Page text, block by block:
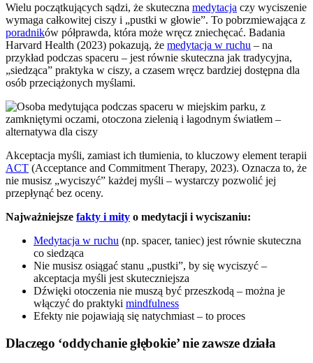
Wielu początkujących sądzi, że skuteczna medytacja czy wyciszenie
wymaga całkowitej ciszy i „pustki w głowie”. To pobrzmiewająca z
poradników półprawda, która może wręcz zniechęcać. Badania
Harvard Health (2023) pokazują, że medytacja w ruchu – na
przykład podczas spaceru – jest równie skuteczna jak tradycyjna,
„siedząca” praktyka w ciszy, a czasem wręcz bardziej dostępna dla
osób przeciążonych myślami.
Akceptacja myśli, zamiast ich tłumienia, to kluczowy element terapii
ACT (Acceptance and Commitment Therapy, 2023). Oznacza to, że
nie musisz „wyciszyć” każdej myśli – wystarczy pozwolić jej
przepłynąć bez oceny.
Najważniejsze fakty i mity o medytacji i wyciszaniu:
Medytacja w ruchu (np. spacer, taniec) jest równie skuteczna
co siedząca
Nie musisz osiągać stanu „pustki”, by się wyciszyć –
akceptacja myśli jest skuteczniejsza
Dźwięki otoczenia nie muszą być przeszkodą – można je
włączyć do praktyki mindfulness
Efekty nie pojawiają się natychmiast – to proces
Dlaczego ‘oddychanie głębokie’ nie zawsze działa